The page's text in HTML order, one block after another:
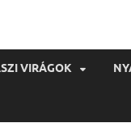
VIRÁGOK